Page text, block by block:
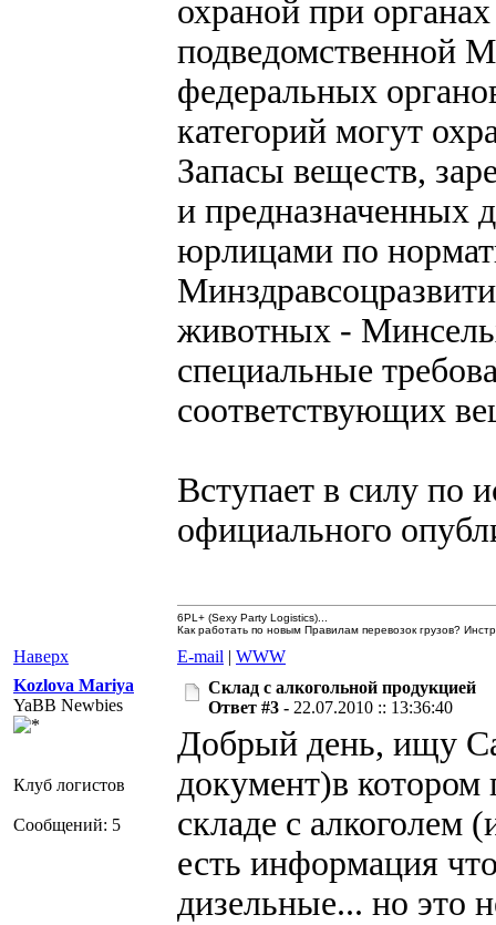
охраной при
подведомственной
федеральных
категорий могут
Запасы веществ,
и предназначенных
юрлицами по
животных -
специальные
соответствующих
Вступает в силу по
официального
Наверх
6PL+ (Sexy Party Logistics)...
Как работать по новым Правилам перевозок грузов?
E-mail | WWW
Kozlova Mariya
YaBB Newbies
Клуб логистов
Сообщений: 5
Склад с алкогольной продукцией
Ответ #3 - 22.07.2010 :: 13:36:40
Добрый день, ищу
документ)в котором
складе с алкоголем
есть информация
дизельные... но это